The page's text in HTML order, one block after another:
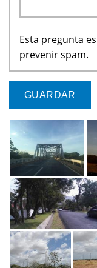
Esta pregunta
prevenir spam.